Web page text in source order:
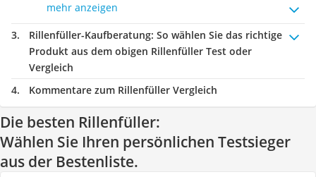
mehr anzeigen
Rillenfüller-Kaufberatung: So wählen Sie das richtige
Produkt aus dem obigen Rillenfüller Test oder
Vergleich
Kommentare zum Rillenfüller Vergleich
Die besten Rillenfüller:
Wählen Sie Ihren persönlichen Testsieger
aus der Bestenliste.